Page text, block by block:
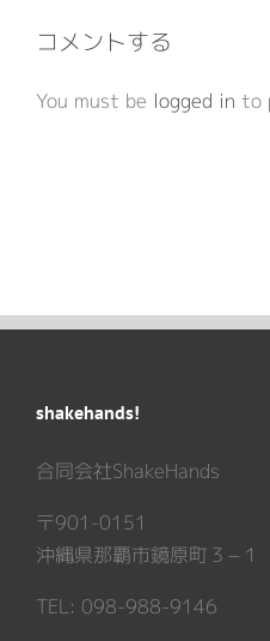
コメントする
You must be logged in to
shakehands!
合同会社ShakeHands
〒901-0151
沖縄県那覇市鏡原町３−１
TEL: 098-988-9146